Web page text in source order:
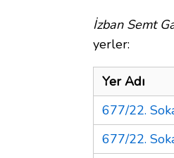
İzban Semt
yerler:
Yer Adı
677/22.
677/22.